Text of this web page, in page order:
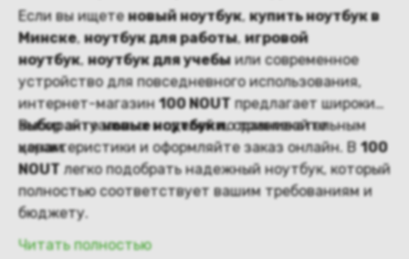
Если вы ищетеновый ноутбук,купить ноутбук в
Минске,ноутбук для работы,игровой
ноутбук,ноутбук для учебыили современное
устройство для повседневного использования,
интернет-магазин100 NOUTпредлагает широкий
выбор актуальных моделей по привлекательным
ценам.
Выбирайтеновые ноутбуки, сравнивайте
характеристики и оформляйте заказ онлайн. В100
NOUTлегко подобрать надежный ноутбук, который
полностью соответствует вашим требованиям и
бюджету.
Читать полностью